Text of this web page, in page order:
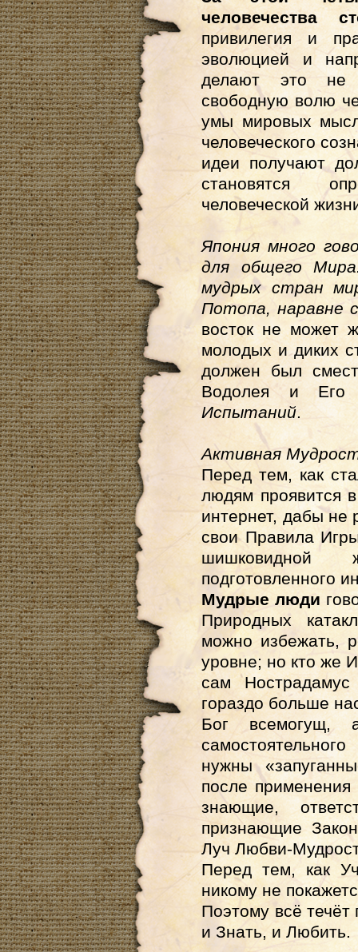
человечества
привилегия и
эволюцией и
делают это не
свободную волю
умы мировых
человеческого
идеи получают
становятся
человеческой
Япония много
для общего
мудрых стран
Потопа, наравне
восток не может
молодых и диких
должен был
Водолея и
Испытаний.
Активная
Перед тем, как
людям проявится
интернет, дабы не
свои Правила
шишковидной
подготовленного
Мудрые люди
Природных
можно избежать,
уровне; но кто же
сам
гораздо больше
Бог
нужны
после
знающие,
признающие
Луч Любви-
Перед тем, как
никому не
Поэтому всё
и Знать, и Любить.